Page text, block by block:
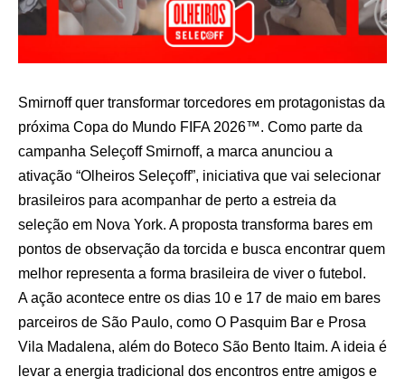
Smirnoff quer transformar torcedores em protagonistas da
próxima Copa do Mundo FIFA 2026™. Como parte da
campanha Seleçoff Smirnoff, a marca anunciou a
ativação “Olheiros Seleçoff”, iniciativa que vai selecionar
brasileiros para acompanhar de perto a estreia da
seleção em Nova York. A proposta transforma bares em
pontos de observação da torcida e busca encontrar quem
melhor representa a forma brasileira de viver o futebol.
A ação acontece entre os dias 10 e 17 de maio em bares
parceiros de São Paulo, como O Pasquim Bar e Prosa
Vila Madalena, além do Boteco São Bento Itaim. A ideia é
levar a energia tradicional dos encontros entre amigos e